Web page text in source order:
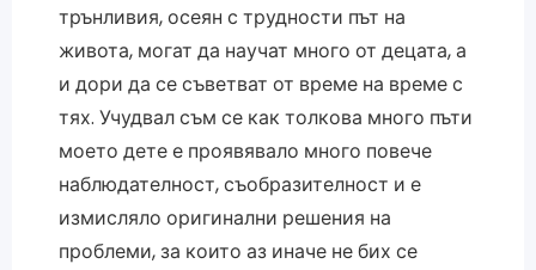
трънливия, осеян с трудности път на
живота, могат да научат много от децата, а
и дори да се съветват от време на време с
тях. Учудвал съм се как толкова много пъти
моето дете е проявявало много повече
наблюдателност, съобразителност и е
измисляло оригинални решения на
проблеми, за които аз иначе не бих се